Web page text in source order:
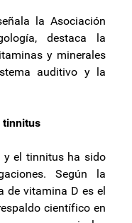
la Asociación
destaca la
y minerales
auditivo y la
tinnitus
y el tinnitus ha sido
Según la
de vitamina D es el
científico en